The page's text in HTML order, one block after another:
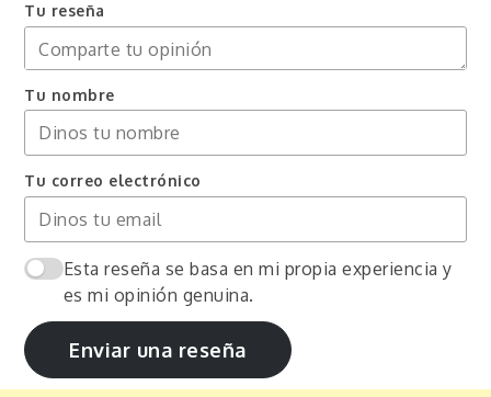
Tu reseña
Tu nombre
Tu correo electrónico
Esta reseña se basa en mi propia experiencia y
es mi opinión genuina.
Enviar una reseña